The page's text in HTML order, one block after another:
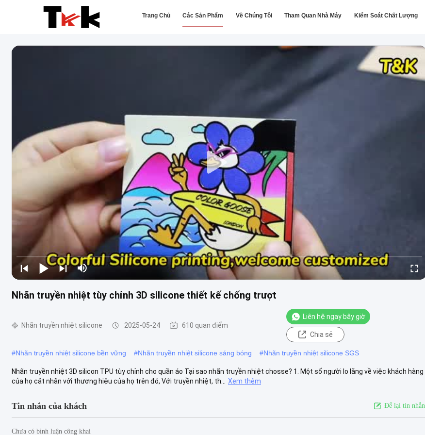
Trang Chủ Các Sản Phẩm Về Chúng Tôi Tham Quan Nhà Máy Kiểm Soát Chất Lượng
Nhãn truyền nhiệt tùy chỉnh 3D silicone thiết kế chống trượt
Nhãn truyền nhiệt silicone 2025-05-24 610 quan điểm
Liên hệ ngay bây giờ
Chia sẻ
#Nhãn truyền nhiệt silicone bền vững #Nhãn truyền nhiệt silicone sáng bóng #Nhãn truyền nhiệt silicone SGS
Nhãn truyền nhiệt 3D silicon TPU tùy chỉnh cho quần áo Tại sao nhãn truyền nhiệt chosse? 1. Một số người lo lắng về việc khách hàng
của họ cắt nhãn với thương hiệu của họ trên đó, Với truyền nhiệt, th...
Xem thêm
Tin nhắn của khách Để lại tin nhắn.
Chưa có bình luận công khai